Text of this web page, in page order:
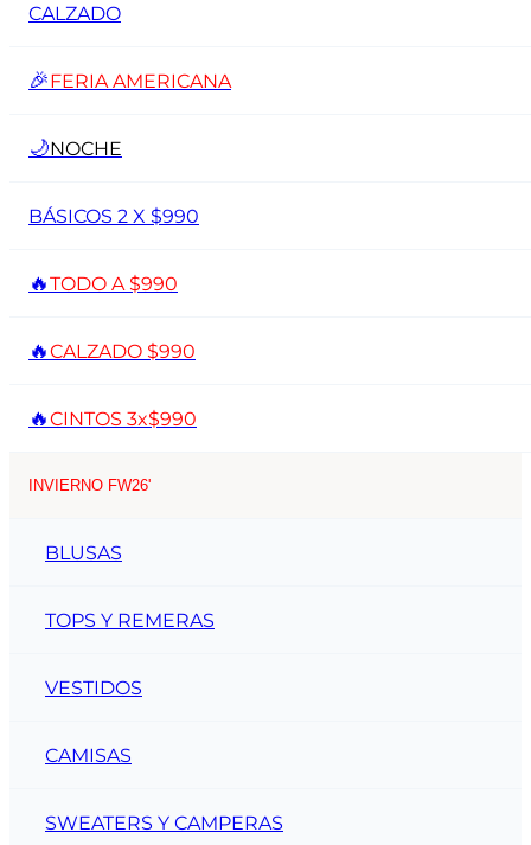
CALZADO
🎉FERIA AMERICANA
🌙NOCHE
BÁSICOS 2 X $990
🔥TODO A $990
🔥CALZADO $990
🔥CINTOS 3x$990
INVIERNO FW26'
BLUSAS
TOPS Y REMERAS
VESTIDOS
CAMISAS
SWEATERS Y CAMPERAS